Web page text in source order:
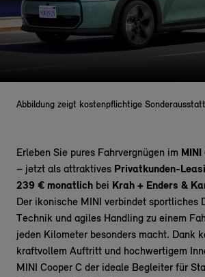
Abbildung zeigt kostenpflichtige
Erleben Sie pures Fahrvergnügen im
– jetzt als attraktives Privatkunden-
239 € monatlich bei Krah + Enders &
Der ikonische MINI verbindet sportliches
Technik und agiles Handling zu einem
jeden Kilometer besonders macht. Dank
kraftvollem Auftritt und hochwertigem
MINI Cooper C der ideale Begleiter für